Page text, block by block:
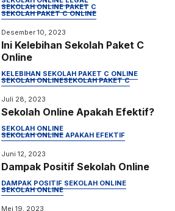
SEKOLAH ONLINE PAKET C
SEKOLAH PAKET C ONLINE
Desember 10, 2023
Ini Kelebihan Sekolah Paket C
Online
KELEBIHAN SEKOLAH PAKET C ONLINE
SEKOLAH ONLINESEKOLAH PAKET C
Juli 28, 2023
Sekolah Online Apakah Efektif?
SEKOLAH ONLINE
SEKOLAH ONLINE APAKAH EFEKTIF
Juni 12, 2023
Dampak Positif Sekolah Online
DAMPAK POSITIF SEKOLAH ONLINE
SEKOLAH ONLINE
Mei 19, 2023